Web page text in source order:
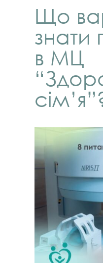
Що
знати
в МЦ